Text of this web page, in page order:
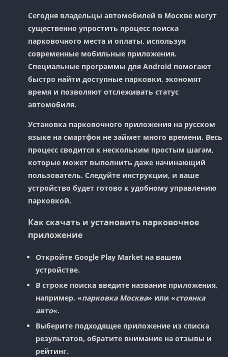
Сегодня владельцы автомобилей в Москве могут
существенно упростить процесс поиска
парковочного места и оплаты, используя
современные мобильные приложения.
Специальные программы для Android помогают
быстро найти доступные парковки, экономят
время и позволяют отслеживать статус
автомобиля.
Установка парковочного приложения на русском
языке на смартфон не займет много времени. Весь
процесс сводится к нескольким простым шагам,
которые может выполнить даже начинающий
пользователь. Следуйте инструкции, и ваше
устройство будет готово к удобному управлению
парковкой.
Как скачать и установить парковочное
приложение
Откройте Google Play Market на вашем
устройстве.
В строке поиска введите название приложения,
например, «парковка Москва» или «стоянка
авто«.
Выберите подходящее приложение из списка
результатов, обратите внимание на отзывы и
рейтинг.